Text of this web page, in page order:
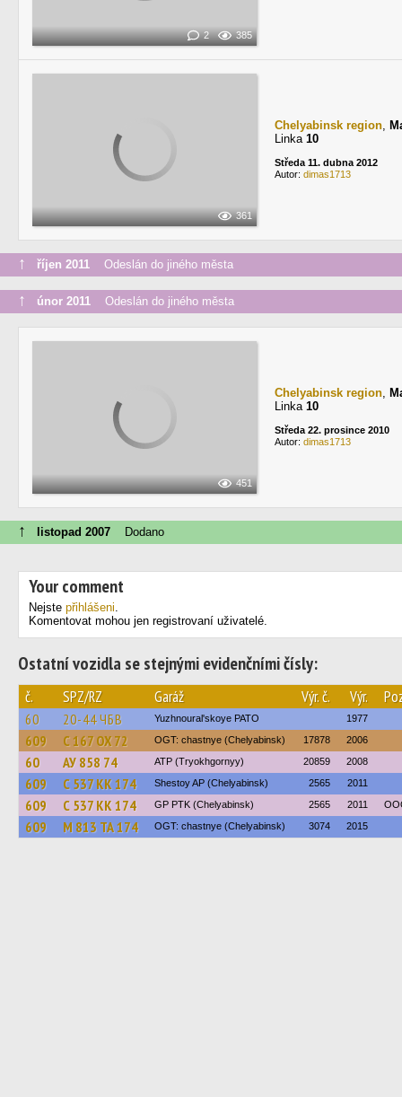
2 385
361
Chelyabinsk region,
Linka 10
Středa 11. dubna 2012
Autor: dimas1713
↑ říjen 2011 Odeslán do jiného města
↑ únor 2011 Odeslán do jiného města
451
Chelyabinsk region,
Linka 10
Středa 22. prosince 2010
Autor: dimas1713
↑ listopad 2007 Dodano
Your comment
Nejste přihlášeni.
Komentovat mohou jen registrovaní uživatelé.
Ostatní vozidla se stejnými evidenčními čísly:
č. SPZ/RZ Garáž Výr. č. Výr.
60 20-44 ЧБВ Yuzhnoural'skoye PATO 1977
609 С 167 ОХ 72 OGT: chastnye (Chelyabinsk) 17878 2006
60 АУ 858 74 ATP (Tryokhgornyy) 20859 2008
609 С 537 КК 174 Shestoy AP (Chelyabinsk) 2565 2011
609 С 537 КК 174 GP PTK (Chelyabinsk) 2565 2011
609 М 813 ТА 174 OGT: chastnye (Chelyabinsk) 3074 2015